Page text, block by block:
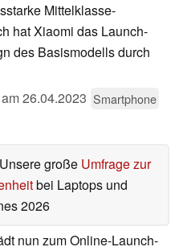
Mittelklasse-
hat Xiaomi das Launch-
des Basismodells durch
26.04.2023 Smartphone
Unsere große Umfrage zur
bei Laptops und
2026
nun zum Online-Launch-